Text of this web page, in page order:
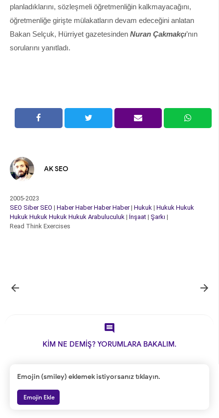
planladıklarını, sözleşmeli öğretmenliğin kalkmayacağını,
öğretmenliğe girişte mülakatların devam edeceğini anlatan
Bakan Selçuk, Hürriyet gazetesinden Nuran Çakmakçı’nın
sorularını yanıtladı.
AK SEO
2005-2023
SEO Siber SEO | Haber Haber Haber Haber| Hukuk | Hukuk Hukuk
Hukuk Hukuk Hukuk Hukuk Arabuluculuk | İnşaat | Şarkı |
Read Think Exercises
 

KİM NE DEMİŞ? YORUMLARA BAKALIM.
Emojin (smiley) eklemek istiyorsanız tıklayın.
Emojin Ekle